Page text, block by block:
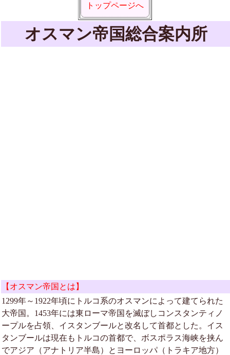
トップページへ
オスマン帝国総合案内所
【オスマン帝国とは】
1299年～1922年頃にトルコ系のオスマンによって建てられた
大帝国。1453年には東ローマ帝国を滅ぼしコンスタンティノ
ープルを占領、イスタンブールと改名して首都とした。イス
タンブールは現在もトルコの首都で、ボスポラス海峡を挟ん
でアジア（アナトリア半島）とヨーロッパ（トラキア地方）